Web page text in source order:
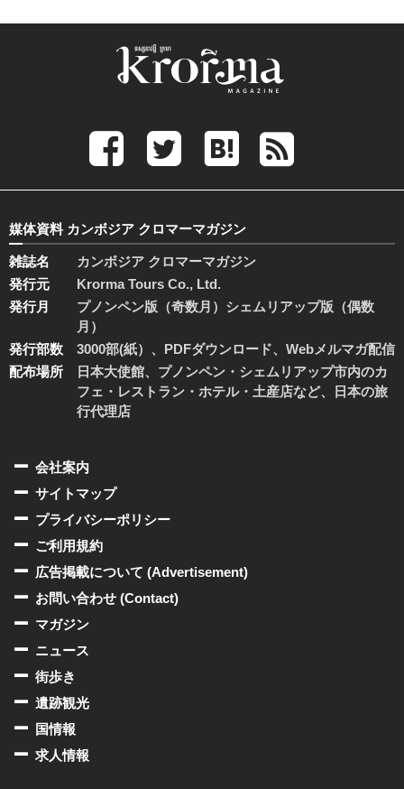
媒体資料 カンボジア クロマーマガジン
雑誌名
カンボジア クロマーマガジン
発行元
Krorma Tours Co., Ltd.
発行月
プノンペン版（奇数月）シェムリアップ版（偶数
月）
発行部数
3000部(紙）、PDFダウンロード、Webメルマガ配信
配布場所
日本大使館、プノンペン・シェムリアップ市内のカ
フェ・レストラン・ホテル・土産店など、日本の旅
行代理店
会社案内
サイトマップ
プライバシーポリシー
ご利用規約
広告掲載について (Advertisement)
お問い合わせ (Contact)
マガジン
ニュース
街歩き
遺跡観光
国情報
求人情報